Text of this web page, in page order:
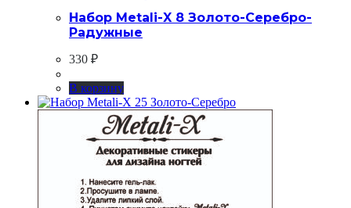
Набор Metali-X 8 Золото-Серебро-
Радужные
330 ₽
В корзину